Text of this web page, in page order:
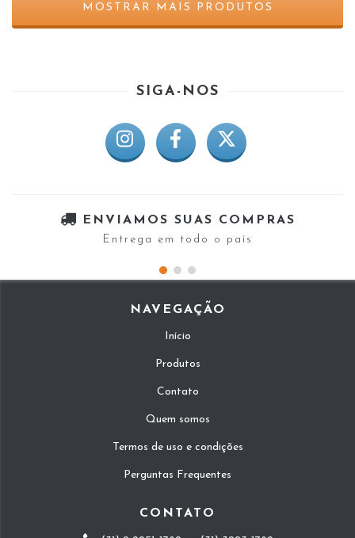
MOSTRAR MAIS PRODUTOS
SIGA-NOS
ENVIAMOS SUAS COMPRAS
Entrega em todo o país
NAVEGAÇÃO
Início
Produtos
Contato
Quem somos
Termos de uso e condições
Perguntas Frequentes
CONTATO